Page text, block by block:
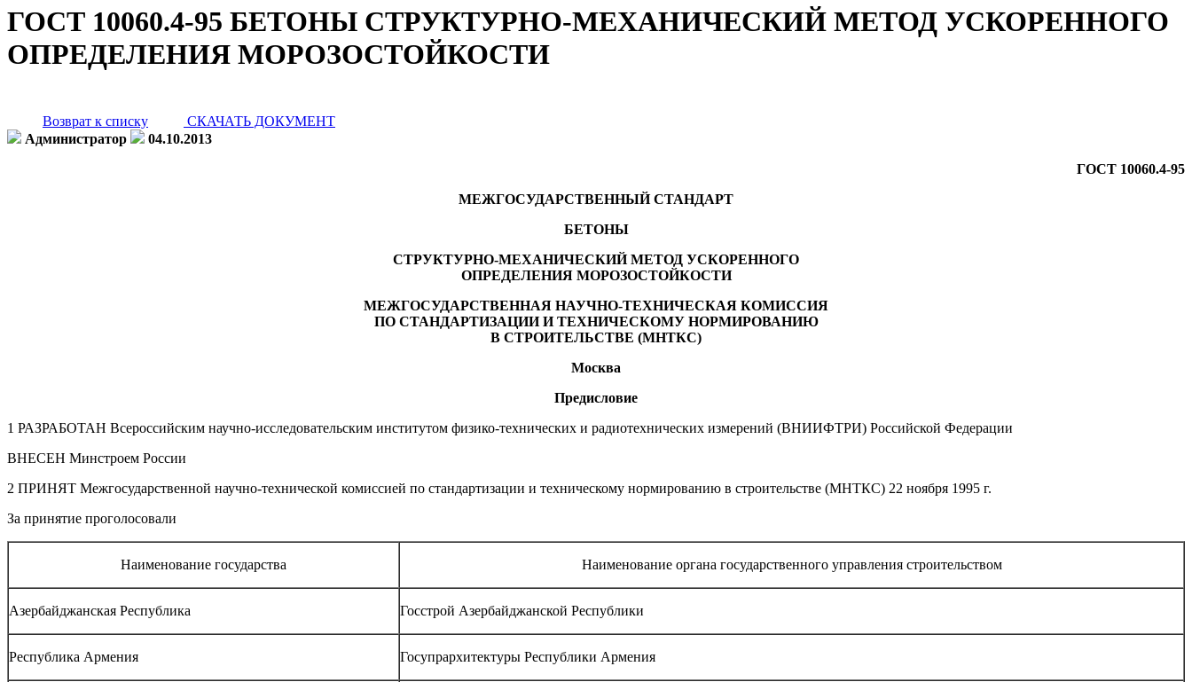
ГОСТ 10060.4-95 БЕТОНЫ СТРУКТУРНО-МЕХАНИЧЕСКИЙ МЕТОД УСКОРЕННОГО
ОПРЕДЕЛЕНИЯ МОРОЗОСТОЙКОСТИ
Возврат к списку
СКАЧАТЬ ДОКУМЕНТ
Администратор
04.10.2013
ГОСТ 10060.4-95
МЕЖГОСУДАРСТВЕННЫЙ СТАНДАРТ
БЕТОНЫ
СТРУКТУРНО-МЕХАНИЧЕСКИЙ МЕТОД УСКОРЕННОГО
ОПРЕДЕЛЕНИЯ МОРОЗОСТОЙКОСТИ
МЕЖГОСУДАРСТВЕННАЯ НАУЧНО-ТЕХНИЧЕСКАЯ КОМИССИЯ
ПО СТАНДАРТИЗАЦИИ И ТЕХНИЧЕСКОМУ НОРМИРОВАНИЮ
В СТРОИТЕЛЬСТВЕ (МНТКС)
Москва
Предисловие
1 РАЗРАБОТАН Всероссийским научно-исследовательским институтом физико-технических и радиотехнических измерений (ВНИИФТРИ) Российской Федерации
ВНЕСЕН Минстроем России
2 ПРИНЯТ Межгосударственной научно-технической комиссией по стандартизации и техническому нормированию в строительстве (МНТКС) 22 ноября 1995 г.
За принятие проголосовали
Наименование государства Наименование органа государственного управления строительством
Азербайджанская Республика Госстрой Азербайджанской Республики
Республика Армения Госупрархитектуры Республики Армения